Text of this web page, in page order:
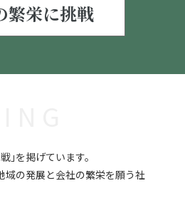
繁栄に挑戦
｣を掲げています。
域の発展と会社の繁栄を願う社